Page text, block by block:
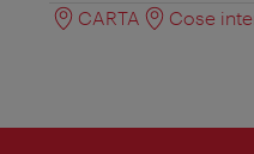
CARTA
Cose